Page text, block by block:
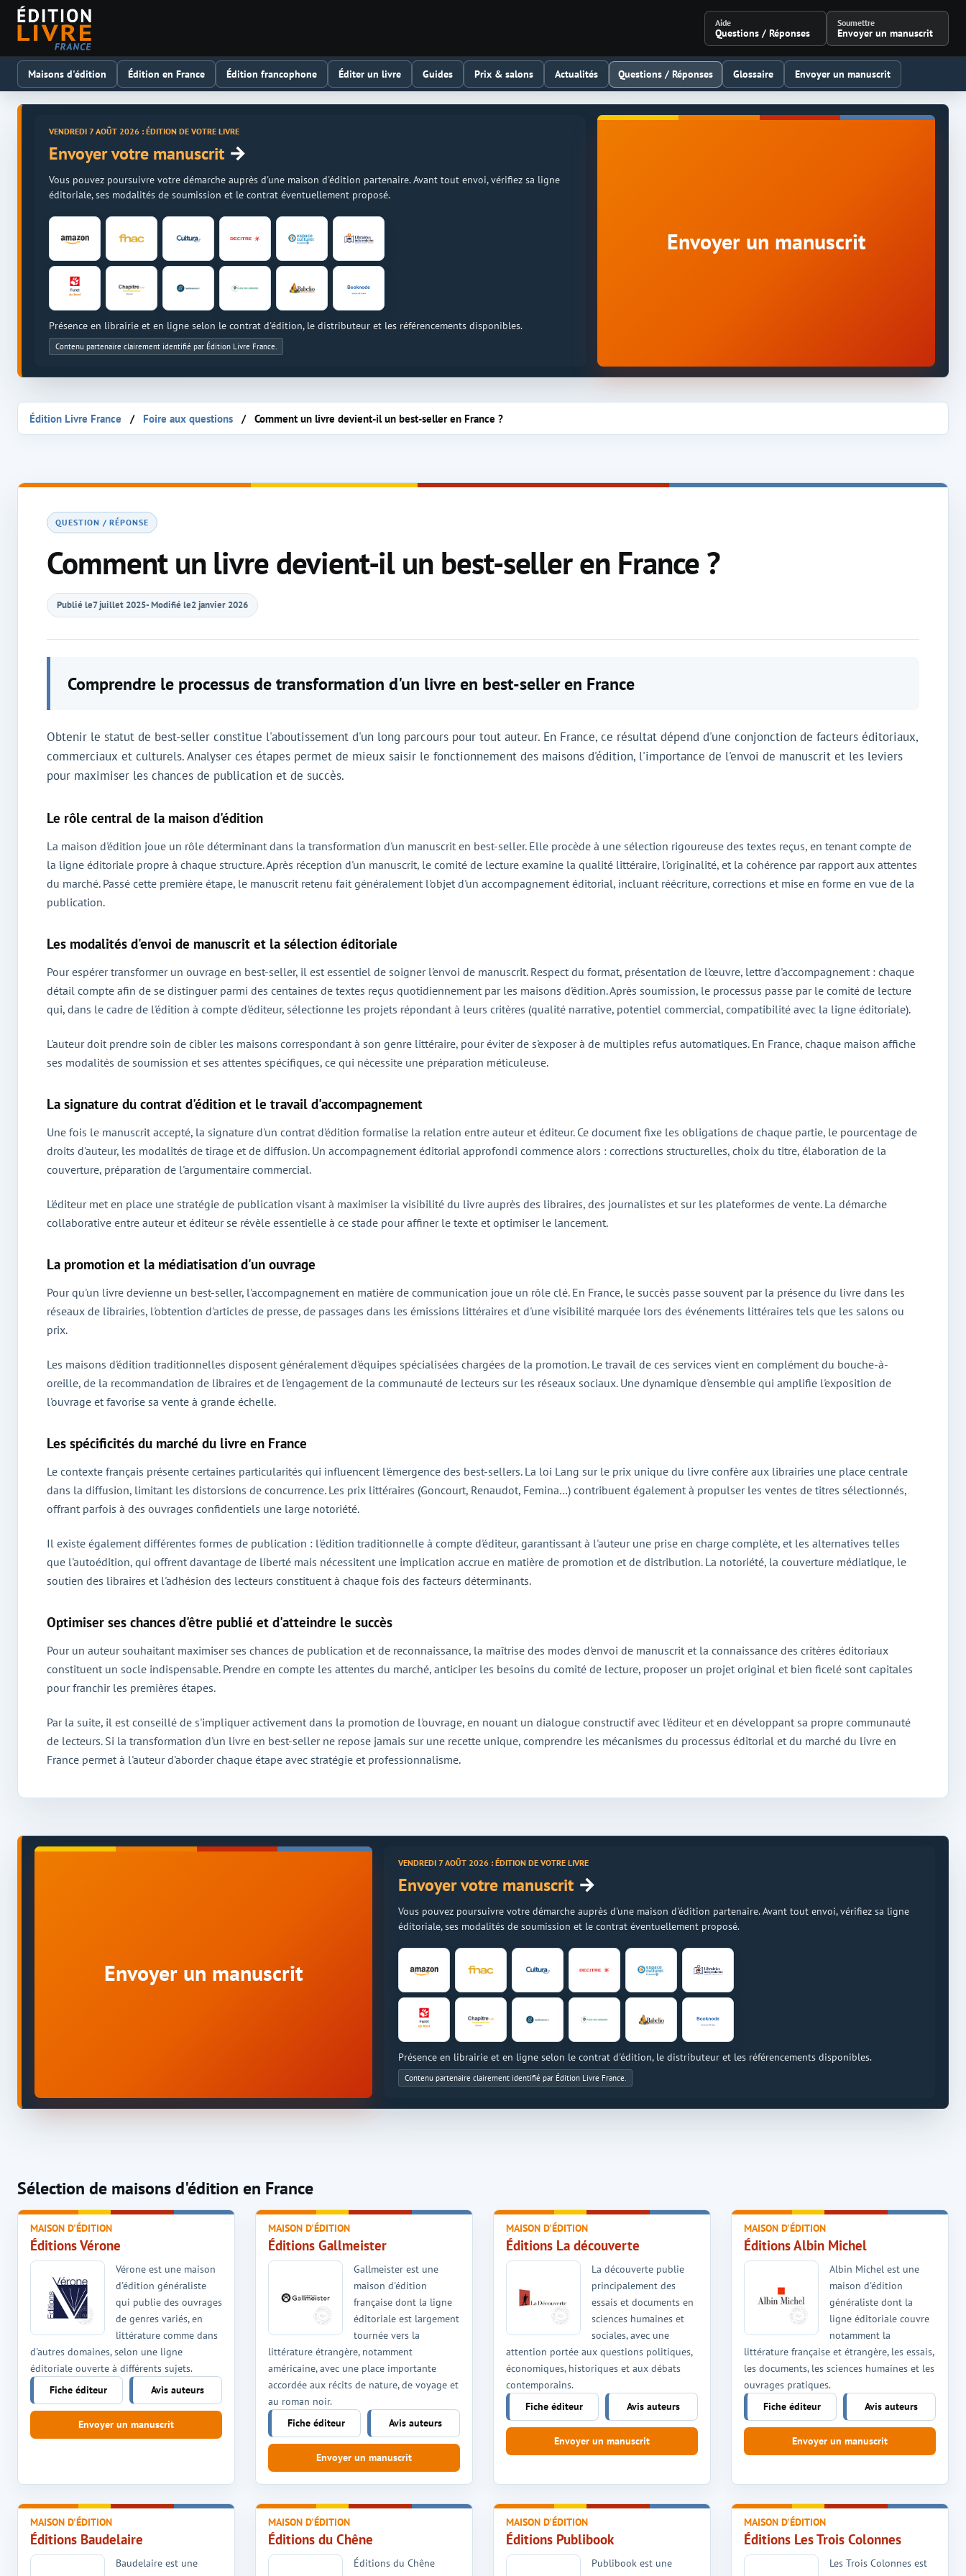
Aide
Questions / Réponses
Soumettre
Envoyer un manuscrit
Maisons d'édition Édition en France Édition francophone Éditer un livre Guides Prix & salons Actualités Questions / Réponses Glossaire Envoyer un manuscrit
VENDREDI 7 AOÛT 2026 : ÉDITION DE VOTRE LIVRE
Envoyer votre manuscrit →
Vous pouvez poursuivre votre démarche auprès d'une maison d'édition partenaire. Avant tout envoi, vérifiez sa ligne
éditoriale, ses modalités de soumission et le contrat éventuellement proposé.
Présence en librairie et en ligne selon le contrat d'édition, le distributeur et les référencements disponibles.
Contenu partenaire clairement identifié par Édition Livre France.
Envoyer un manuscrit
Édition Livre France Foire aux questions Comment un livre devient-il un best-seller en France ?
QUESTION / RÉPONSE
Comment un livre devient-il un best-seller en France ?
Publié le7 juillet 2025- Modifié le2 janvier 2026
Comprendre le processus de transformation d'un livre en best-seller en France
Obtenir le statut de best-seller constitue l'aboutissement d'un long parcours pour tout auteur. En France, ce résultat dépend d'une conjonction de facteurs éditoriaux,
commerciaux et culturels. Analyser ces étapes permet de mieux saisir le fonctionnement des maisons d'édition, l'importance de l'envoi de manuscrit et les leviers
pour maximiser les chances de publication et de succès.
Le rôle central de la maison d'édition
La maison d'édition joue un rôle déterminant dans la transformation d'un manuscrit en best-seller. Elle procède à une sélection rigoureuse des textes reçus, en tenant compte de
la ligne éditoriale propre à chaque structure. Après réception d'un manuscrit, le comité de lecture examine la qualité littéraire, l'originalité, et la cohérence par rapport aux attentes
du marché. Passé cette première étape, le manuscrit retenu fait généralement l'objet d'un accompagnement éditorial, incluant réécriture, corrections et mise en forme en vue de la
publication.
Les modalités d'envoi de manuscrit et la sélection éditoriale
Pour espérer transformer un ouvrage en best-seller, il est essentiel de soigner l'envoi de manuscrit. Respect du format, présentation de l'œuvre, lettre d'accompagnement : chaque
détail compte afin de se distinguer parmi des centaines de textes reçus quotidiennement par les maisons d'édition. Après soumission, le processus passe par le comité de lecture
qui, dans le cadre de l'édition à compte d'éditeur, sélectionne les projets répondant à leurs critères (qualité narrative, potentiel commercial, compatibilité avec la ligne éditoriale).
L'auteur doit prendre soin de cibler les maisons correspondant à son genre littéraire, pour éviter de s'exposer à de multiples refus automatiques. En France, chaque maison affiche
ses modalités de soumission et ses attentes spécifiques, ce qui nécessite une préparation méticuleuse.
La signature du contrat d'édition et le travail d'accompagnement
Une fois le manuscrit accepté, la signature d'un contrat d'édition formalise la relation entre auteur et éditeur. Ce document fixe les obligations de chaque partie, le pourcentage de
droits d'auteur, les modalités de tirage et de diffusion. Un accompagnement éditorial approfondi commence alors : corrections structurelles, choix du titre, élaboration de la
couverture, préparation de l'argumentaire commercial.
L'éditeur met en place une stratégie de publication visant à maximiser la visibilité du livre auprès des libraires, des journalistes et sur les plateformes de vente. La démarche
collaborative entre auteur et éditeur se révèle essentielle à ce stade pour affiner le texte et optimiser le lancement.
La promotion et la médiatisation d'un ouvrage
Pour qu'un livre devienne un best-seller, l'accompagnement en matière de communication joue un rôle clé. En France, le succès passe souvent par la présence du livre dans les
réseaux de librairies, l'obtention d'articles de presse, de passages dans les émissions littéraires et d'une visibilité marquée lors des événements littéraires tels que les salons ou
prix.
Les maisons d'édition traditionnelles disposent généralement d'équipes spécialisées chargées de la promotion. Le travail de ces services vient en complément du bouche-à-
oreille, de la recommandation de libraires et de l'engagement de la communauté de lecteurs sur les réseaux sociaux. Une dynamique d'ensemble qui amplifie l'exposition de
l'ouvrage et favorise sa vente à grande échelle.
Les spécificités du marché du livre en France
Le contexte français présente certaines particularités qui influencent l'émergence des best-sellers. La loi Lang sur le prix unique du livre confère aux librairies une place centrale
dans la diffusion, limitant les distorsions de concurrence. Les prix littéraires (Goncourt, Renaudot, Femina…) contribuent également à propulser les ventes de titres sélectionnés,
offrant parfois à des ouvrages confidentiels une large notoriété.
Il existe également différentes formes de publication : l'édition traditionnelle à compte d'éditeur, garantissant à l'auteur une prise en charge complète, et les alternatives telles
que l'autoédition, qui offrent davantage de liberté mais nécessitent une implication accrue en matière de promotion et de distribution. La notoriété, la couverture médiatique, le
soutien des libraires et l'adhésion des lecteurs constituent à chaque fois des facteurs déterminants.
Optimiser ses chances d'être publié et d'atteindre le succès
Pour un auteur souhaitant maximiser ses chances de publication et de reconnaissance, la maîtrise des modes d'envoi de manuscrit et la connaissance des critères éditoriaux
constituent un socle indispensable. Prendre en compte les attentes du marché, anticiper les besoins du comité de lecture, proposer un projet original et bien ficelé sont capitales
pour franchir les premières étapes.
Par la suite, il est conseillé de s'impliquer activement dans la promotion de l'ouvrage, en nouant un dialogue constructif avec l'éditeur et en développant sa propre communauté
de lecteurs. Si la transformation d'un livre en best-seller ne repose jamais sur une recette unique, comprendre les mécanismes du processus éditorial et du marché du livre en
France permet à l'auteur d'aborder chaque étape avec stratégie et professionnalisme.
VENDREDI 7 AOÛT 2026 : ÉDITION DE VOTRE LIVRE
Envoyer votre manuscrit →
Vous pouvez poursuivre votre démarche auprès d'une maison d'édition partenaire. Avant tout envoi, vérifiez sa ligne
éditoriale, ses modalités de soumission et le contrat éventuellement proposé.
Présence en librairie et en ligne selon le contrat d'édition, le distributeur et les référencements disponibles.
Contenu partenaire clairement identifié par Édition Livre France.
Envoyer un manuscrit
Sélection de maisons d'édition en France
MAISON D'ÉDITION
Éditions Les Trois Colonnes
Les Trois Colonnes est
MAISON D'ÉDITION
Éditions Baudelaire
Baudelaire est une
MAISON D'ÉDITION
Éditions Vérone
Vérone est une maison
d'édition généraliste
qui publie des ouvrages
de genres variés, en
littérature comme dans
d'autres domaines, selon une ligne
éditoriale ouverte à différents sujets.
Fiche éditeur
Avis auteurs
Envoyer un manuscrit
MAISON D'ÉDITION
Éditions Albin Michel
Albin Michel est une
maison d'édition
généraliste dont la
ligne éditoriale couvre
notamment la
littérature française et étrangère, les essais,
les documents, les sciences humaines et les
ouvrages pratiques.
Fiche éditeur
Avis auteurs
Envoyer un manuscrit
MAISON D'ÉDITION
Éditions du Chêne
Éditions du Chêne
MAISON D'ÉDITION
Éditions Gallmeister
Gallmeister est une
maison d'édition
française dont la ligne
éditoriale est largement
tournée vers la
littérature étrangère, notamment
américaine, avec une place importante
accordée aux récits de nature, de voyage et
au roman noir.
Fiche éditeur
Avis auteurs
Envoyer un manuscrit
MAISON D'ÉDITION
Éditions La découverte
La découverte publie
principalement des
essais et documents en
sciences humaines et
sociales, avec une
attention portée aux questions politiques,
économiques, historiques et aux débats
contemporains.
Fiche éditeur
Avis auteurs
Envoyer un manuscrit
MAISON D'ÉDITION
Éditions Publibook
Publibook est une